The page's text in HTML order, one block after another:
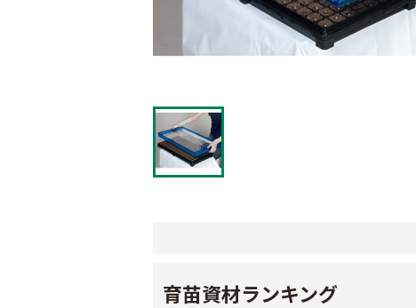
育苗資材ランキング